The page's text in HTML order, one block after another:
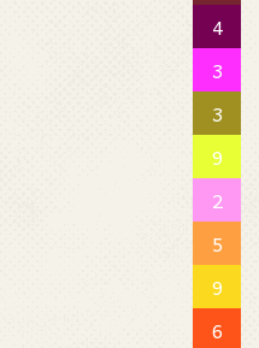
4
3
3
9
2
5
9
6